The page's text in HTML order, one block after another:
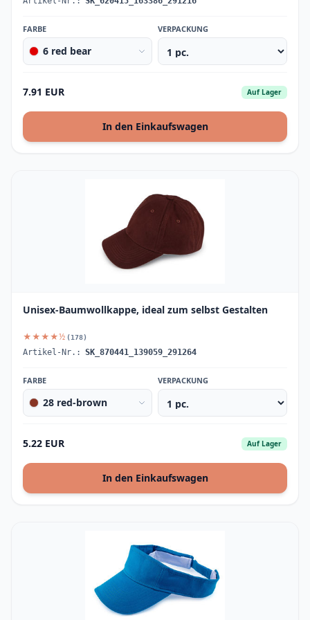
FARBE
6 red bear
VERPACKUNG
7.91 EUR Auf Lager
In den Einkaufswagen
Unisex-Baumwollkappe, ideal zum selbst Gestalten
★★★★½ (178)
Artikel-Nr.: SK_870441_139059_291264
FARBE
28 red-brown
VERPACKUNG
5.22 EUR Auf Lager
In den Einkaufswagen